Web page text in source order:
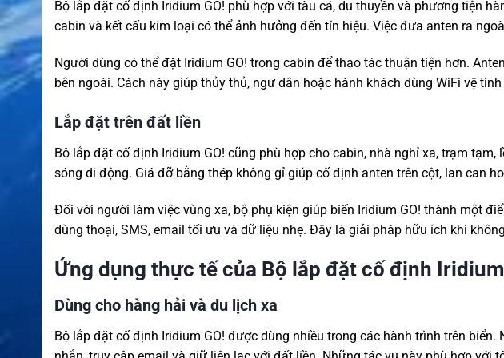
Bộ lắp đặt cố định Iridium GO! phù hợp với tàu cá, du thuyền và phương tiện
cabin và kết cấu kim loại có thể ảnh hưởng đến tín hiệu. Việc đưa anten ra
Người dùng có thể đặt Iridium GO! trong cabin để thao tác thuận tiện hơn.
bên ngoài. Cách này giúp thủy thủ, ngư dân hoặc hành khách dùng WiFi vệ
Lắp đặt trên đất liền
Bộ lắp đặt cố định Iridium GO! cũng phù hợp cho cabin, nhà nghỉ xa, trạm
sóng di động. Giá đỡ bằng thép không gỉ giúp cố định anten trên cột, lan can
Đối với người làm việc vùng xa, bộ phụ kiện giúp biến Iridium GO! thành một
dùng thoại, SMS, email tối ưu và dữ liệu nhẹ. Đây là giải pháp hữu ích khi
Ứng dụng thực tế của Bộ lắp đặt cố định Iridium
Dùng cho hàng hải và du lịch xa
Bộ lắp đặt cố định Iridium GO! được dùng nhiều trong các hành trình trên